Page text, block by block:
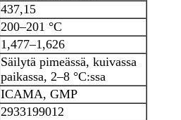
437,15
200–201 °C
1,477–1,626
Säilytä pimeässä, kuivassa
paikassa, 2–8 °C:ssa
ICAMA, GMP
2933199012